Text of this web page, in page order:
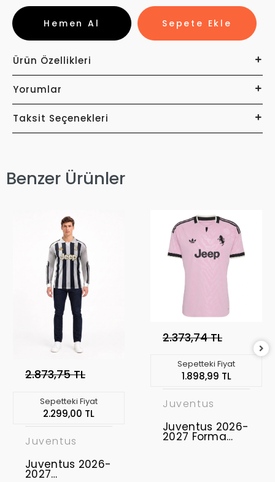
Sepete Ekle
Hemen Al
Ürün Özellikleri
Yorumlar
Taksit Seçenekleri
Benzer Ürünler
2.873,75 TL
Sepetteki Fiyat
2.299,00 TL
Juventus
Juventus 2026-
2027
2.373,74 TL
Sepetteki Fiyat
1.898,99 TL
Juventus
Juventus 2026-
2027 Forma